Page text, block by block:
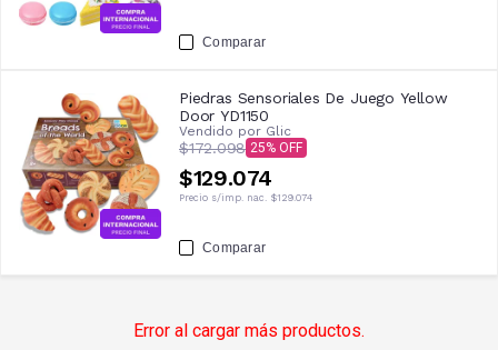
Comparar
Piedras Sensoriales De Juego Yellow
Door YD1150
Vendido por Glic
$172.098 25
$129.074
Precio s/imp. nac. $129.074
Comparar
Error al cargar más productos.